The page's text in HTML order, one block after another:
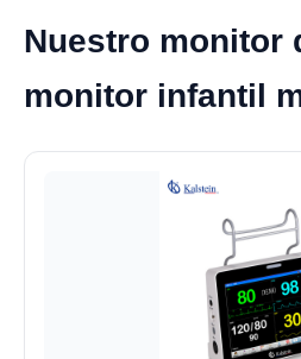
Nuestro monitor
monitor infantil